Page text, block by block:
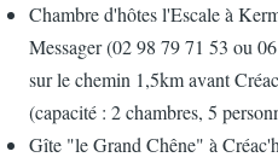
Chambre d'hôtes l'Escale à
Messager (02 98 79 71 53 ou
sur le chemin 1,5km avant
(capacité : 2 chambres, 5
Gîte "le Grand Chêne" à